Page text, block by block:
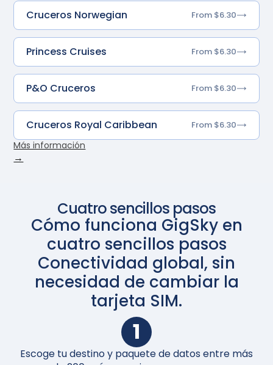
Cruceros Norwegian From $6.30
Princess Cruises From $6.30
P&O Cruceros From $6.30
Cruceros Royal Caribbean From $6.30
Más información
→
Cuatro sencillos pasos
Cómo funciona GigSky en
cuatro sencillos pasos
Conectividad global, sin
necesidad de cambiar la
tarjeta SIM.
1
Escoge tu destino y paquete de datos entre más